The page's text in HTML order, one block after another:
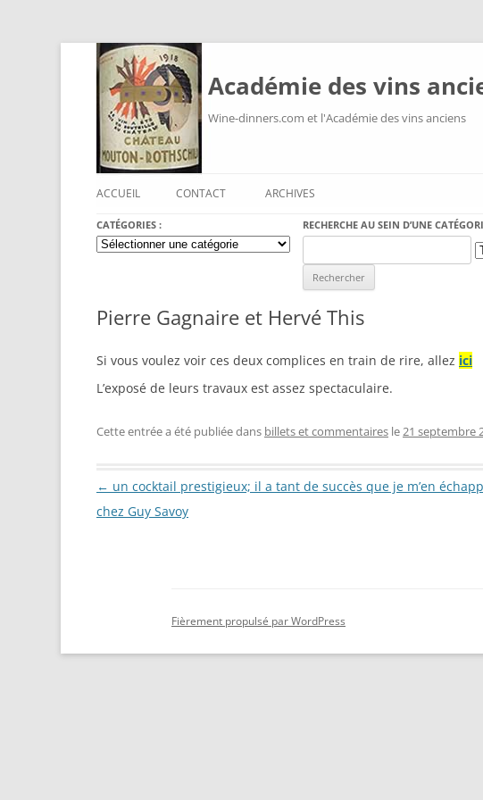
Académie des vins
Wine-dinners.com et l'Académie des vins anciens
ACCUEIL CONTACT ARCHIVES
CATÉGORIES :
Catégories
:
RECHERCHE AU SEIN D’UNE
for:
Pierre Gagnaire et Hervé This
Si vous voulez voir ces deux complices en train de rire, allez ici
L’exposé de leurs travaux est assez spectaculaire.
Cette entrée a été publiée dans billets et commentaires le21 septembre
Navigation des articles
← un cocktail prestigieux; il a tant de succès que je m’en
chez Guy Savoy
Fièrement propulsé par WordPress